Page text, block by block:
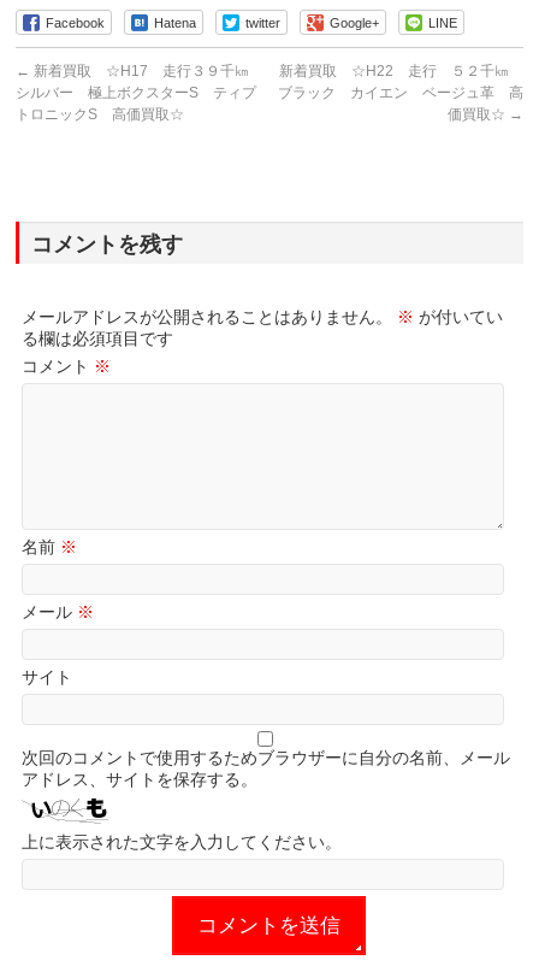
Facebook Hatena twitter Google+ LINE
← 新着買取 ☆H17 走行３９千㎞
シルバー 極上ボクスターS ティプ
トロニックS 高価買取☆
新着買取 ☆H22 走行 ５２千㎞
ブラック カイエン ベージュ革 高
価買取☆ →
コメントを残す
メールアドレスが公開されることはありません。 ※ が付いてい
る欄は必須項目です
コメント ※
名前 ※
メール ※
サイト
次回のコメントで使用するためブラウザーに自分の名前、メール
アドレス、サイトを保存する。
上に表示された文字を入力してください。